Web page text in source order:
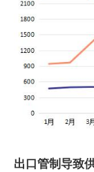
出口管制导致